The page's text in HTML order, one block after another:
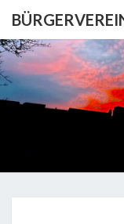
content